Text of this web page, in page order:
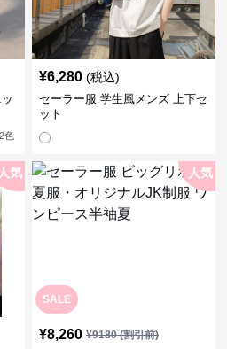
色
¥6,280 (税込)
セーラー服 学生風メンズ 上下セ
ット
人気
SALE
人気
¥8,260 ¥9180(割引前)